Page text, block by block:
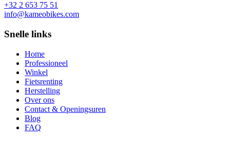
+32 2 653 75 51
info@kameobikes.com
Snelle links
Home
Professioneel
Winkel
Fietsrenting
Herstelling
Over ons
Contact & Openingsuren
Blog
FAQ